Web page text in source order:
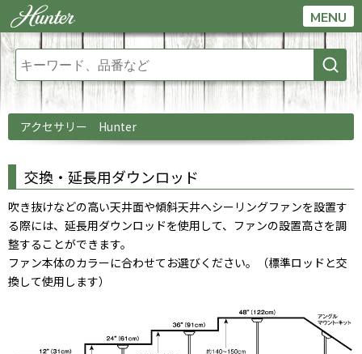
MENU
アクセサリー Hunter
交換・延長用ダウンロッド
吹き抜けなどの高い天井面や傾斜天井へシーリングファンを設置す
る際には、延長用ダウンロッドを使用して、ファンの設置高さを調
整することができます。
ファン本体のカラーに合わせてお選びください。（標準ロッドと交
換して使用します）